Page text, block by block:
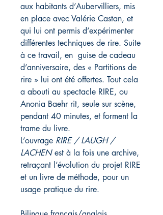
aux habitants d’Aubervilliers, mis
en place avec Valérie Castan, et
qui lui ont permis d’expérimenter
différentes techniques de rire. Suite
à ce travail, en guise de cadeau
d’anniversaire, des « Partitions de
rire » lui ont été offertes. Tout cela
a abouti au spectacle RIRE, ou
Anonia Baehr rit, seule sur scène,
pendant 40 minutes, et forment la
trame du livre.
L’ouvrage RIRE / LAUGH /
LACHENest à la fois une archive,
retraçant l’évolution du projet RIRE
et un livre de méthode, pour un
usage pratique du rire.